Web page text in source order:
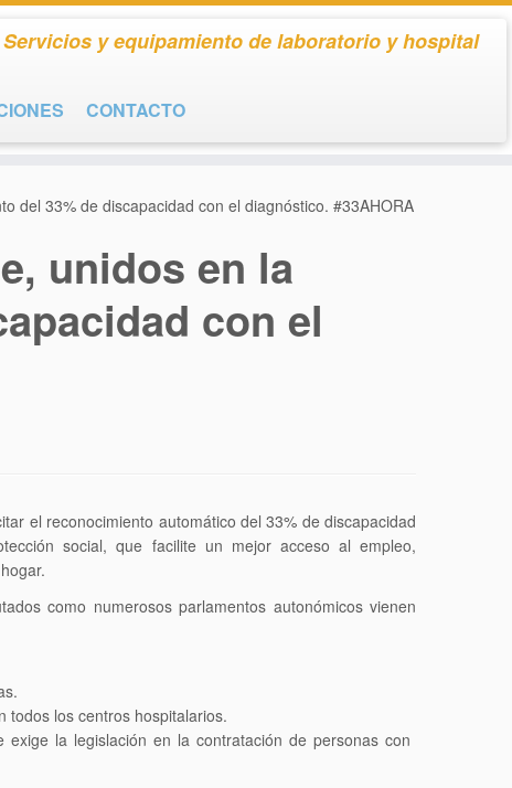
Servicios y equipamiento de laboratorio y hospital
CONTACTO
del 33% de discapacidad con el diagnóstico. #33AHORA
unidos en la
con el
el reconocimiento automático del 33% de discapacidad
social, que facilite un mejor acceso al empleo,
como numerosos parlamentos autonómicos vienen
todos los centros hospitalarios.
la legislación en la contratación de personas con